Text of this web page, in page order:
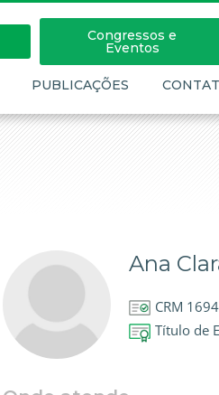
Congressos e
Eventos
PUBLICAÇÕES
Ana
CRM
Título de